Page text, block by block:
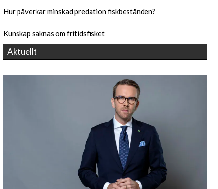
Hur påverkar minskad predation fiskbestånden?
Kunskap saknas om fritidsfisket
Aktuellt